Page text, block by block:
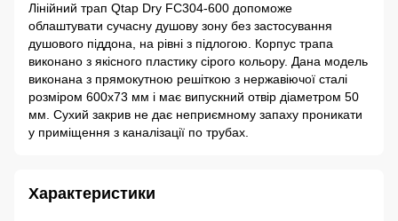
Лінійний трап Qtap Dry FC304-600 допоможе
облаштувати сучасну душову зону без застосування
душового піддона, на рівні з підлогою. Корпус трапа
виконано з якісного пластику сірого кольору. Дана модель
виконана з прямокутною решіткою з нержавіючої сталі
розміром 600х73 мм і має випускний отвір діаметром 50
мм. Сухий закрив не дає неприємному запаху проникати
у приміщення з каналізації по трубах.
Характеристики